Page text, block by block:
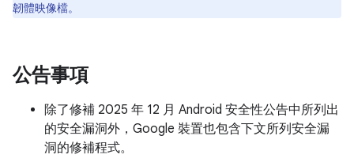
韌體映像檔。
公告事項
除了修補 2025 年 12 月 Android 安全性公告中所列出
的安全漏洞外，Google 裝置也包含下文所列安全漏
洞的修補程式。